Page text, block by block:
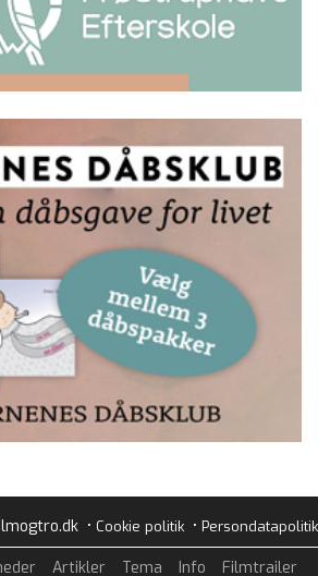
• Cookie politik• Persondatapolitik
Artikler Tema Info Filmtrailer